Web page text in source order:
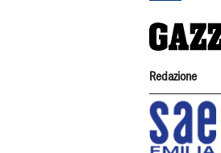
Redazione